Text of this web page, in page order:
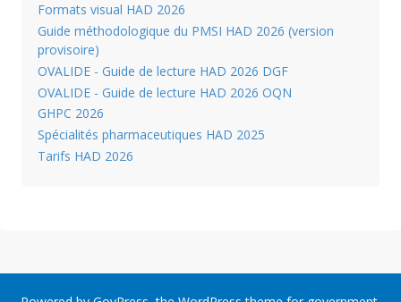
Formats visual HAD 2026
Guide méthodologique du PMSI HAD 2026 (version
provisoire)
OVALIDE - Guide de lecture HAD 2026 DGF
OVALIDE - Guide de lecture HAD 2026 OQN
GHPC 2026
Spécialités pharmaceutiques HAD 2025
Tarifs HAD 2026